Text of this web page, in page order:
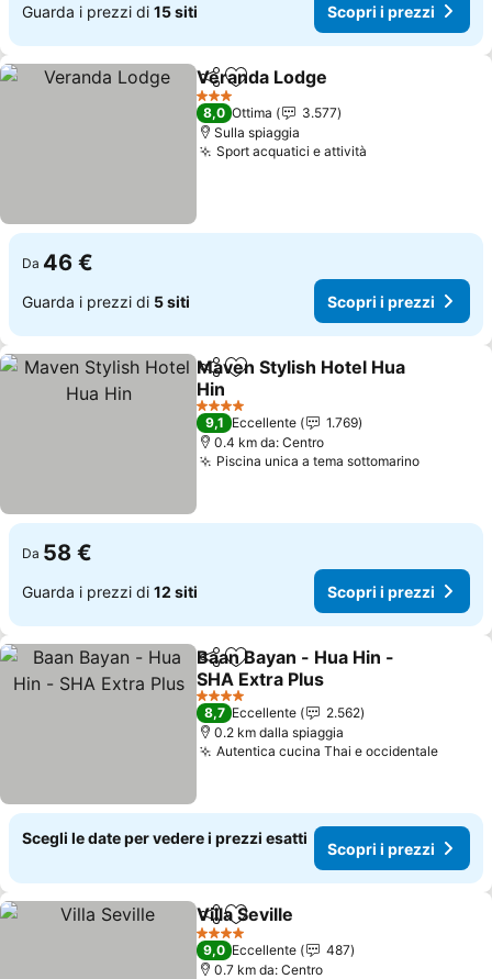
Guarda i prezzi di 15 siti Scopri i prezzi
CondividiAggiungi ai preferiti
Veranda Lodge
3 Stelle
8,0 Ottima
3.577
Sulla spiaggia
Sport acquatici e attività
Da 46 €
Guarda i prezzi di 5 siti Scopri i prezzi
CondividiAggiungi ai preferiti
Maven Stylish Hotel Hua
Hin
4 Stelle
9,1 Eccellente
1.769
0.4 km da: Centro
Piscina unica a tema sottomarino
Da 58 €
Guarda i prezzi di 12 siti Scopri i prezzi
CondividiAggiungi ai preferiti
Baan Bayan - Hua Hin -
SHA Extra Plus
4 Stelle
8,7 Eccellente
2.562
0.2 km dalla spiaggia
Autentica cucina Thai e occidentale
Scegli le date per vedere i prezzi esatti
Scopri i prezzi
CondividiAggiungi ai preferiti
Villa Seville
4 Stelle
9,0 Eccellente
487
0.7 km da: Centro